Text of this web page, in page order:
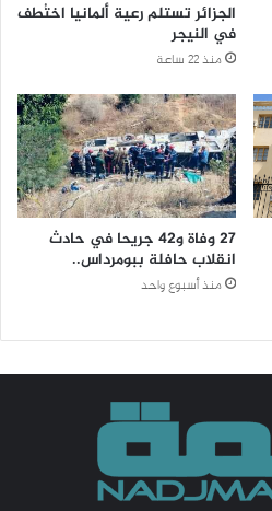
الجزائر تستلم رعية ألمانيا اختُطف
في النيجر
منذ 22 ساعة
27 وفاة و42 جريحا في حادث
انقلاب حافلة ببومرداس..
منذ أسبوع واحد